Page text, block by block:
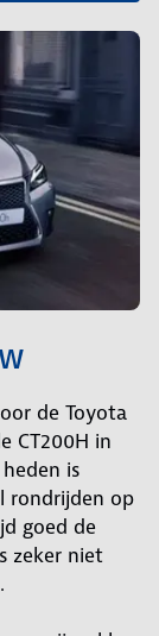
de Toyota
CT200H in
is
rondrijden op
goed de
zeker niet